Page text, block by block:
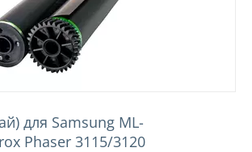
для Samsung ML-
Phaser 3115/3120